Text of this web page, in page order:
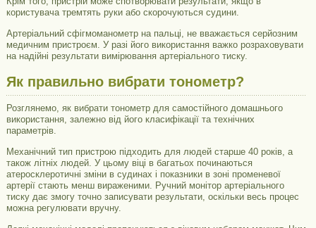
користувача тремтять руки або скорочуються судини.
Артеріальний сфігмоманометр на пальці, не вважається серйозним
медичним пристроєм. У разі його використання важко розраховувати
на надійні результати вимірювання артеріального тиску.
Як правильно вибрати тонометр?
Розглянемо, як вибрати тонометр для самостійного домашнього
використання, залежно від його класифікації та технічних
параметрів.
Механічний тип пристрою підходить для людей старше 40 років, а
також літніх людей. У цьому віці в багатьох починаються
атеросклеротичні зміни в судинах і показники в зоні променевої
артерії стають менш вираженими. Ручний монітор артеріального
тиску дає змогу точно записувати результати, оскільки весь процес
можна регулювати вручну.